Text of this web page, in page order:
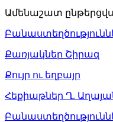
Ամենաշատ
Քառյակներ Շիրազ
Քույր ու եղբայր
Հեքիաթներ Ղ.